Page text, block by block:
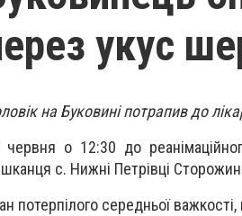
укус
на Буковині потрапив до
червня о 12:30 до
с. Нижні Петрівці
потерпілого середньої